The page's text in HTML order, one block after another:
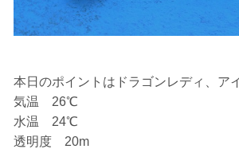
本日のポイントはドラゴンレディ、ア
気温 26℃
水温 24℃
透明度 20m
たとえクジラが近くを泳いでいても、
ントリーを行わない場合があります。
リー人数を制限する場合があります。
の順番はガイドが決定しますので、必
て準備してください。
3.クジラとの距離と泳ぎ方